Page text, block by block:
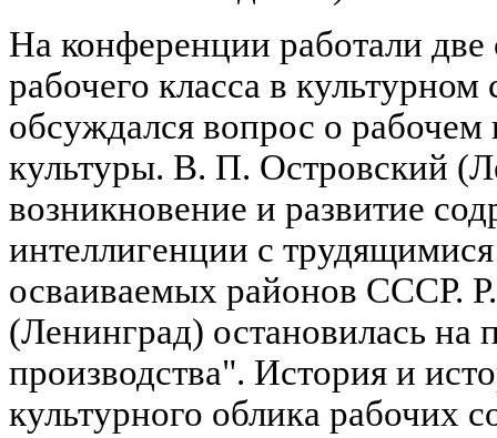
На конференции работали
рабочего класса в культурном
обсуждался вопрос о рабочем
культуры. В. П. Островский
возникновение и развитие
интеллигенции с
осваиваемых районов СССР.
(Ленинград) остановилась на
производства". История и
культурного облика рабочих